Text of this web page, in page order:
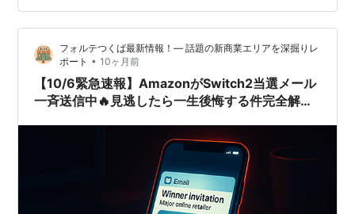
招待販売の当選メール配信時間と傾向 ✅ 次回第2回招待
販売の予想時期…
フォルテつくば最新情報！— 話題の新商業エリアを深掘りレ
ポート • 10ヶ月前
【10/6緊急速報】AmazonがSwitch2当選メール
一斉送信中🔥見逃したら一生後悔する件完全解説